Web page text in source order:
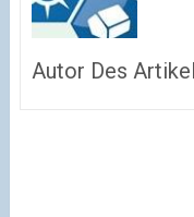
Autor Des